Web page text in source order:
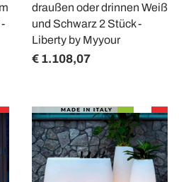
draußen oder drinnen Weiß
und Schwarz 2 Stück -
Liberty by Myyour
€ 1.108,07